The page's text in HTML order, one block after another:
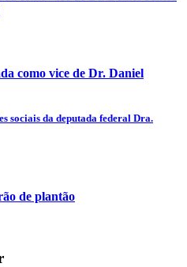
como vice de Dr. Daniel
sociais da deputada federal Dra.
de plantão